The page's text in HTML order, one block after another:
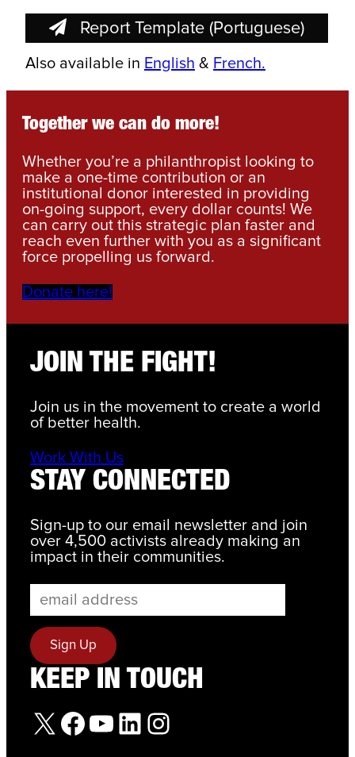
Report Template (Portuguese)
Also available in English & French.
Together we can do more!
Whether you’re a philanthropist looking to
make a one-time contribution or an
institutional donor interested in providing
on-going support, every dollar counts! We
can carry out this strategic plan faster and
reach even further with you as a significant
force propelling us forward.
Donate here!
JOIN THE FIGHT!
Join us in the movement to create a world
of better health.
Work With Us
STAY CONNECTED
Sign-up to our email newsletter and join
over 4,500 activists already making an
impact in their communities.
KEEP IN TOUCH
X Facebook YouTube LinkedIn Instagram